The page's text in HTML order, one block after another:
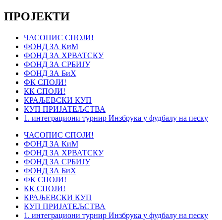
ПРОЈЕКТИ
ЧАСОПИС СПОЈИ!
ФОНД ЗА КиМ
ФОНД ЗА ХРВАТСКУ
ФОНД ЗА СРБИЈУ
ФОНД ЗА БиХ
ФК СПОЈИ!
КК СПОЈИ!
КРАЉЕВСКИ КУП
КУП ПРИЈАТЕЉСТВА
1. интеграциони турнир Инзбрука у фудбалу на песку
ЧАСОПИС СПОЈИ!
ФОНД ЗА КиМ
ФОНД ЗА ХРВАТСКУ
ФОНД ЗА СРБИЈУ
ФОНД ЗА БиХ
ФК СПОЈИ!
КК СПОЈИ!
КРАЉЕВСКИ КУП
КУП ПРИЈАТЕЉСТВА
1. интеграциони турнир Инзбрука у фудбалу на песку